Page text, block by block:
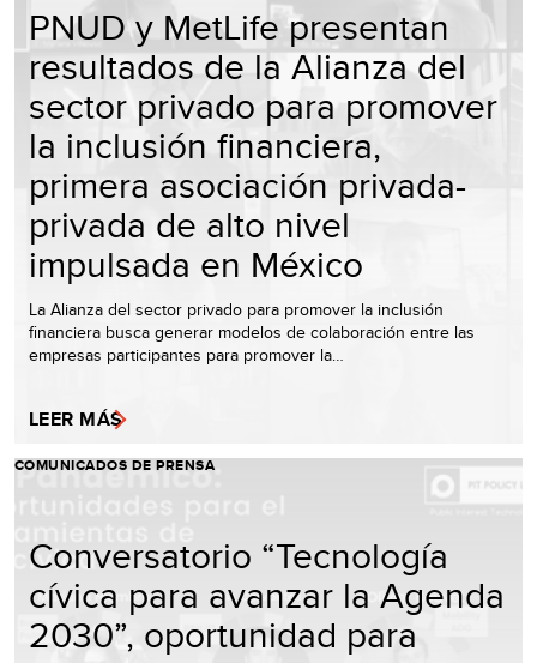
PNUD y MetLife presentan
resultados de la Alianza del
sector privado para promover
la inclusión financiera,
primera asociación privada-
privada de alto nivel
impulsada en México
La Alianza del sector privado para promover la inclusión
financiera busca generar modelos de colaboración entre las
empresas participantes para promover la…
LEER MÁS
COMUNICADOS DE PRENSA
Conversatorio “Tecnología
cívica para avanzar la Agenda
2030”, oportunidad para